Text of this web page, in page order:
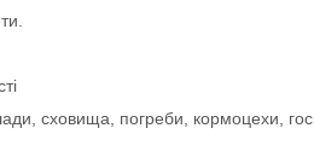
сховища, погреби, кормоцехи,